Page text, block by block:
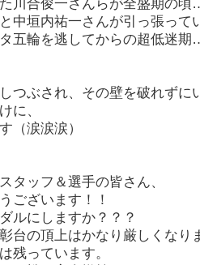
川合俊一さんらが全盛期の
中垣内祐一さんが引っ張っ
五輪を逃してからの超低迷
つぶされ、その壁を破れずに
に、
（涙涙涙）
タッフ＆選手の皆さん、
ございます！！
ルにしますか？？？
台の頂上はかなり厳しくなり
残っています。